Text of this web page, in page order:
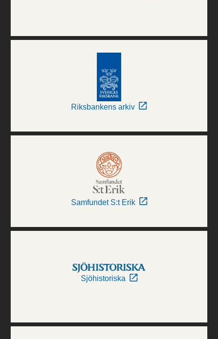
Riksbankens arkiv
Samfundet S:t Erik
Sjöhistoriska